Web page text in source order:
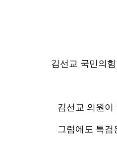
김선교 국민의
김선교 의원이
그럼에도 특검